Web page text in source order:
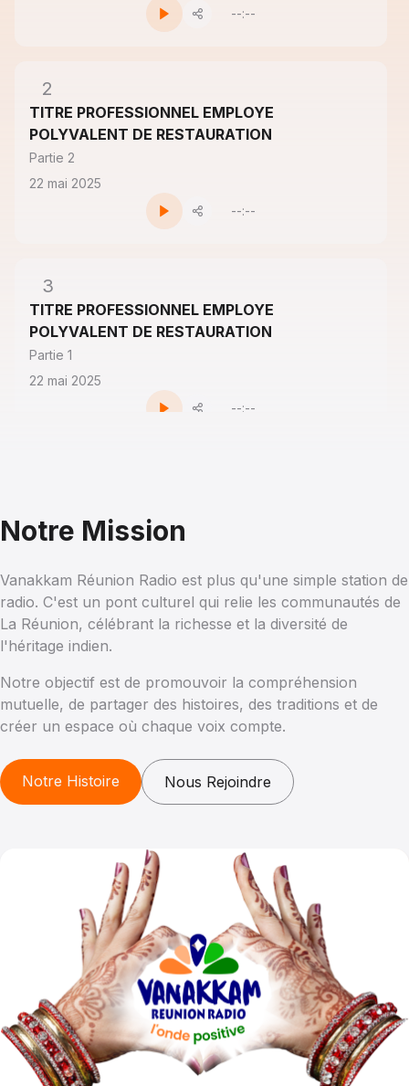
--:--
2
TITRE PROFESSIONNEL EMPLOYE
POLYVALENT DE RESTAURATION
Partie 2
22 mai 2025
--:--
3
TITRE PROFESSIONNEL EMPLOYE
POLYVALENT DE RESTAURATION
Partie 1
22 mai 2025
--:--
GIOVANNI RANGANAYAGUY
27 mars 2025
--:--
5
GEORGES BACOUL, FREDERIC FILAUMART ET
GIOVANNI RANGANAYAGUY
27 mars 2025
--:--
GEORGES BACOUL, FREDERIC FILAUMART ET
GIOVANNI RANGANAYAGUY
27 mars 2025
--:--
7
Notre Mission
Vanakkam Réunion Radio est plus qu'une simple station de
radio. C'est un pont culturel qui relie les communautés de
La Réunion, célébrant la richesse et la diversité de
l'héritage indien.
Notre objectif est de promouvoir la compréhension
mutuelle, de partager des histoires, des traditions et de
créer un espace où chaque voix compte.
Notre Histoire Nous Rejoindre